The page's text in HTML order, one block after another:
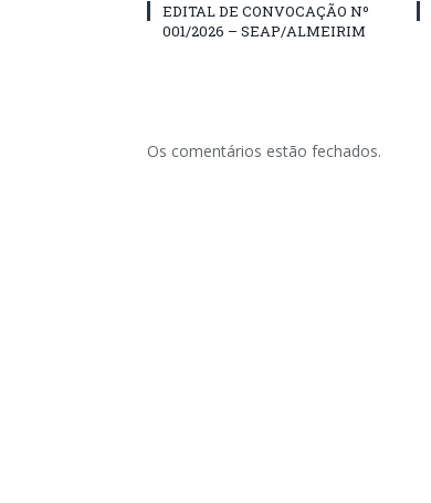
EDITAL DE CONVOCAÇÃO Nº
001/2026 – SEAP/ALMEIRIM
Os comentários estão fechados.